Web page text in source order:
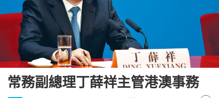
常務副總理丁薛祥主管港澳事務